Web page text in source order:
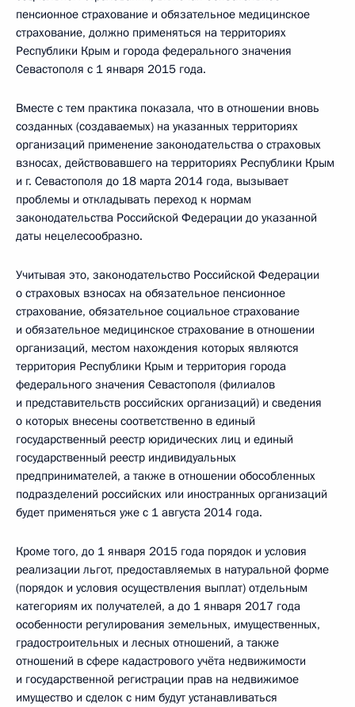
пенсионное страхование и обязательное медицинское
страхование, должно применяться на территориях
Республики Крым и города федерального значения
Севастополя с 1 января 2015 года.
Вместе с тем практика показала, что в отношении вновь
созданных (создаваемых) на указанных территориях
организаций применение законодательства о страховых
взносах, действовавшего на территориях Республики Крым
и г. Севастополя до 18 марта 2014 года, вызывает
проблемы и откладывать переход к нормам
законодательства Российской Федерации до указанной
даты нецелесообразно.
Учитывая это, законодательство Российской Федерации
о страховых взносах на обязательное пенсионное
страхование, обязательное социальное страхование
и обязательное медицинское страхование в отношении
организаций, местом нахождения которых являются
территория Республики Крым и территория города
федерального значения Севастополя (филиалов
и представительств российских организаций) и сведения
о которых внесены соответственно в единый
государственный реестр юридических лиц и единый
государственный реестр индивидуальных
предпринимателей, а также в отношении обособленных
подразделений российских или иностранных организаций
будет применяться уже с 1 августа 2014 года.
Кроме того, до 1 января 2015 года порядок и условия
реализации льгот, предоставляемых в натуральной форме
(порядок и условия осуществления выплат) отдельным
категориям их получателей, а до 1 января 2017 года
особенности регулирования земельных, имущественных,
градостроительных и лесных отношений, а также
отношений в сфере кадастрового учёта недвижимости
и государственной регистрации прав на недвижимое
имущество и сделок с ним будут устанавливаться